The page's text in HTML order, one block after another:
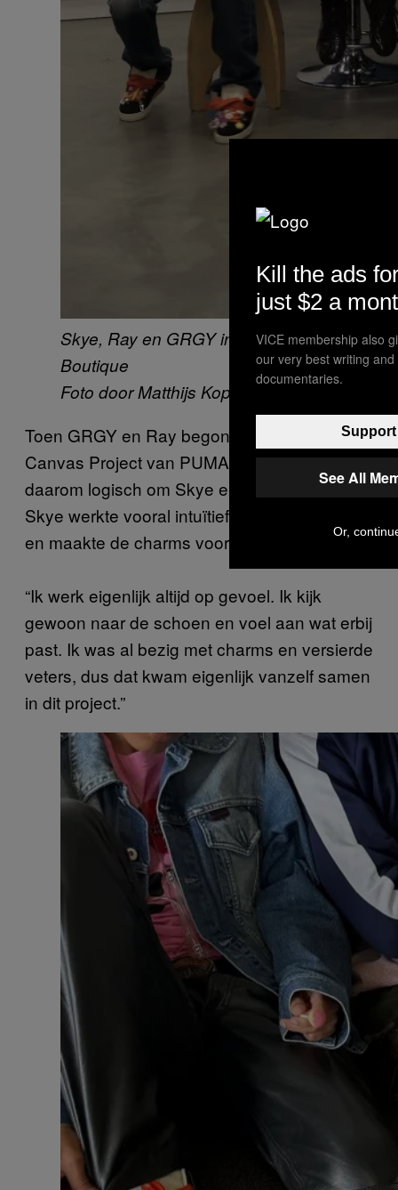
Skye, Ray en GRGY in de SMIB
Boutique
Foto door Matthijs Koppert
Toen GRGY en Ray begonnen aan het Blank
Canvas Project van PUMA, voelde het
daarom logisch om Skye erbij te betrekken.
Skye werkte vooral intuïtief aan haar bijdrage
en maakte de charms voor de schoen.
“Ik werk eigenlijk altijd op gevoel. Ik kijk
gewoon naar de schoen en voel aan wat erbij
past. Ik was al bezig met charms en versierde
veters, dus dat kwam eigenlijk vanzelf samen
in dit project.”
Kill the ads
just $2 a
VICE membership also
our very best writing
documentaries.
Support
See All
Or,